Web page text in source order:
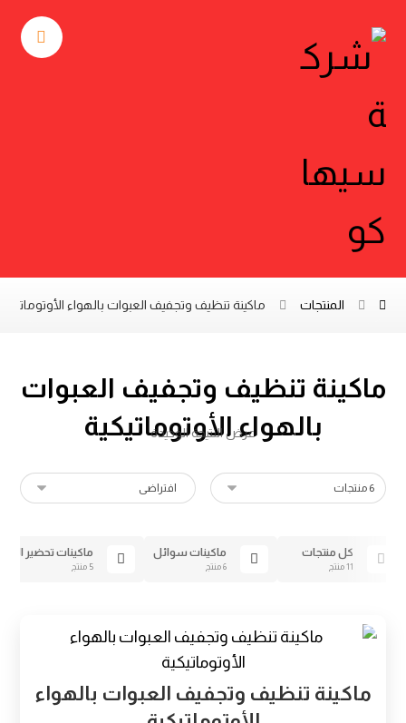
المنتجات ماكينة تنظيف وتجفيف العبوات بالهواء
ماكينة تنظيف وتجفيف العبوات
بالهواء الأوتوماتيكية
عرض النتيجة الوحيدة
كل منتجات
11 منتج
ماكينات سوائل
6 منتج
ماكينات تحضير
5 منتج
ماكينة تنظيف وتجفيف العبوات بالهواء